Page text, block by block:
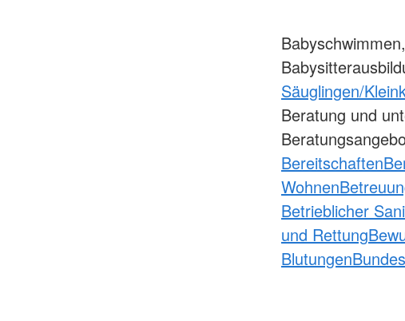
Säuglingen/
Beratung und
Bereitschaften
Wohnen
Betrieblicher
und Rettung
Blutungen